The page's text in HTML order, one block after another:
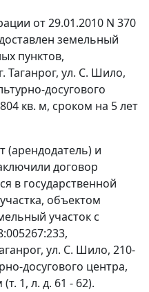
от 29.01.2010 N 370
земельный
пунктов,
Таганрог, ул. С. Шило,
досугового
кв. м, сроком на 5 лет
(арендодатель) и
договор
в государственной
объектом
участок с
ул. С. Шило, 210-
досугового центра,
1, л. д. 61 - 62).